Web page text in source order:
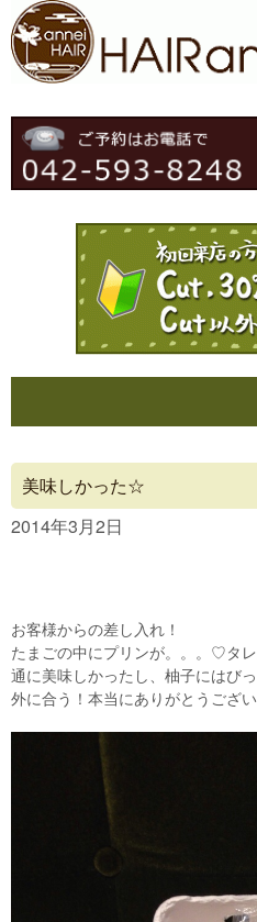
Concept
Blog
Contact
美味しかった☆
2014年3月2日
お客様からの差し入れ！
たまごの中にプリンが。。。♡タ
通に美味しかったし、柚子にはび
外に合う！本当にありがとうござ